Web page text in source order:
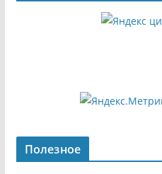
Полезное